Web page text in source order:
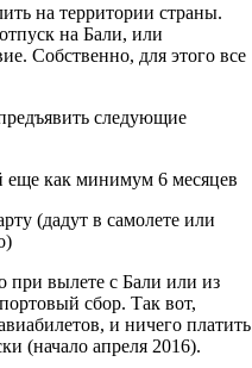
на территории страны.
на Бали, или
Собственно, для этого все
следующие
еще как минимум 6 месяцев
(дадут в самолете или
при вылете с Бали или из
сбор. Так вот,
и ничего платить
(начало апреля 2016).